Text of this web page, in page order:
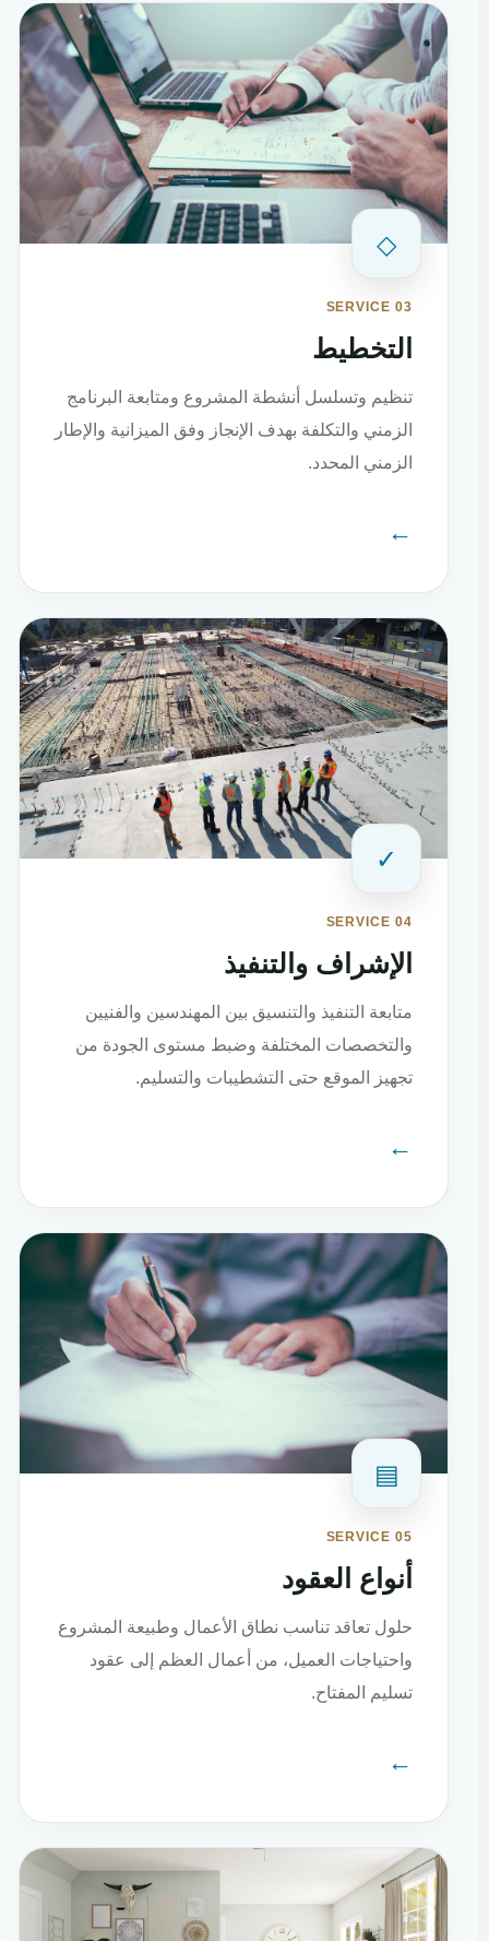
◇
SERVICE 03
التخطيط
تنظيم وتسلسل أنشطة المشروع ومتابعة البرنامج
الزمني والتكلفة بهدف الإنجاز وفق الميزانية والإطار
الزمني المحدد.
←
✓
SERVICE 04
الإشراف والتنفيذ
متابعة التنفيذ والتنسيق بين المهندسين والفنيين
والتخصصات المختلفة وضبط مستوى الجودة من
تجهيز الموقع حتى التشطيبات والتسليم.
←
▤
SERVICE 05
أنواع العقود
حلول تعاقد تناسب نطاق الأعمال وطبيعة المشروع
واحتياجات العميل، من أعمال العظم إلى عقود
تسليم المفتاح.
←